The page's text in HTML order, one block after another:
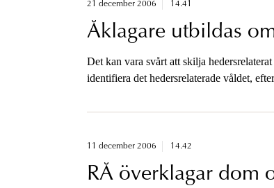
21 december 2006 14.41
Åklagare utbildas
Det kan vara svårt att skilja
identifiera det hedersrelaterade våldet,
Utvecklingscentrum Göteborg.
11 december 2006 14.42
RÅ överklagar dom